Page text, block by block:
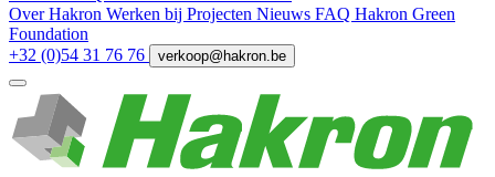
Over Hakron Werken bij Projecten Nieuws FAQ Hakron Green
Foundation
+32 (0)54 31 76 76
verkoop@hakron.be